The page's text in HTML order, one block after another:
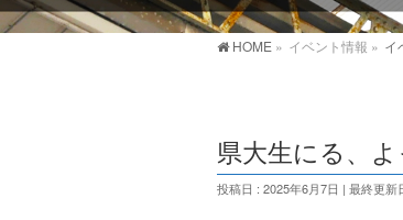
HOME » イベント情報 » イ
県大生にる、
投稿日 : 2025年6月7日 最終更新